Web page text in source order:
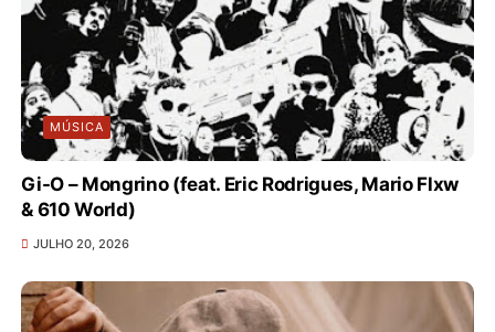
MÚSICA
Gi-O – Mongrino (feat. Eric Rodrigues, Mario Flxw
& 610 World)
JULHO 20, 2026